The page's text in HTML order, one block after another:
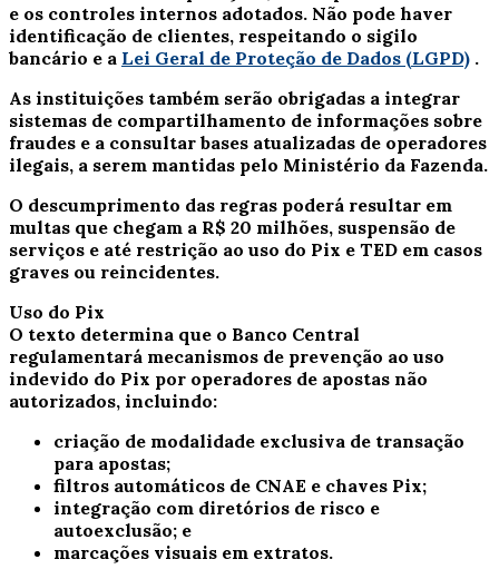
e os controles internos adotados. Não pode haver
identificação de clientes, respeitando o sigilo
bancário e a Lei Geral de Proteção de Dados (LGPD) .
As instituições também serão obrigadas a integrar
sistemas de compartilhamento de informações sobre
fraudes e a consultar bases atualizadas de operadores
ilegais, a serem mantidas pelo Ministério da Fazenda.
O descumprimento das regras poderá resultar em
multas que chegam a R$ 20 milhões, suspensão de
serviços e até restrição ao uso do Pix e TED em casos
graves ou reincidentes.
Uso do Pix
O texto determina que o Banco Central
regulamentará mecanismos de prevenção ao uso
indevido do Pix por operadores de apostas não
autorizados, incluindo:
criação de modalidade exclusiva de transação
para apostas;
filtros automáticos de CNAE e chaves Pix;
integração com diretórios de risco e
autoexclusão; e
marcações visuais em extratos.